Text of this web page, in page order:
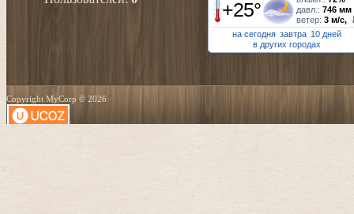
+25°
давл.:746 мм
ветер:3 м/с,
на сегодня завтра 10 дней
в других городах
Copyright MyCorp © 2026